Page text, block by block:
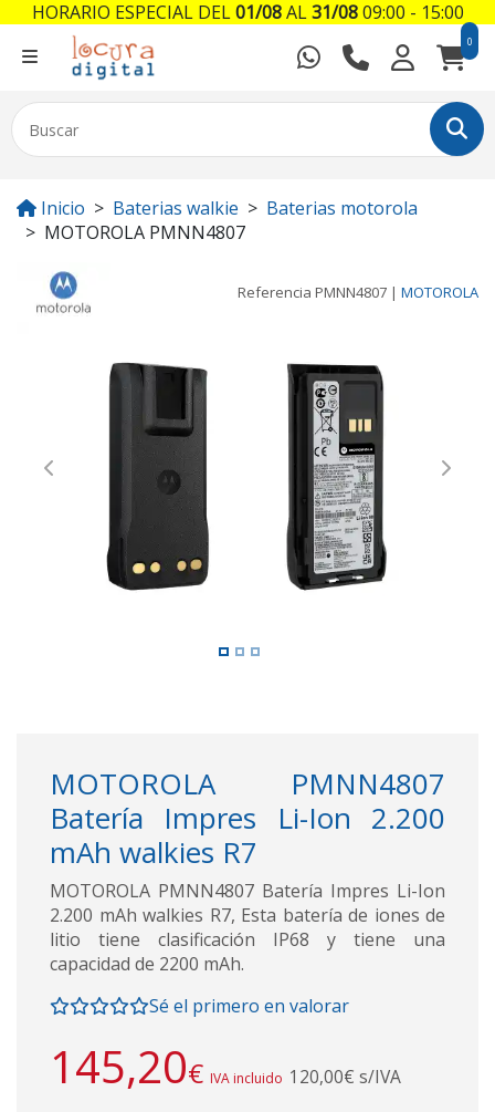
0
Inicio Baterias walkie
Baterias motorola
MOTOROLA PMNN4807
Referencia PMNN4807 | MOTOROLA
Previous Next
MOTOROLA PMNN4807
Batería Impres Li-Ion 2.200
mAh walkies R7
MOTOROLA PMNN4807 Batería Impres Li-Ion
2.200 mAh walkies R7, Esta batería de iones de
litio tiene clasificación IP68 y tiene una
capacidad de 2200 mAh.
Sé el primero en valorar
145,20€ IVA incluido 120,00€ s/IVA
HORARIO ESPECIAL DEL01/08AL31/0809:00 - 15:00